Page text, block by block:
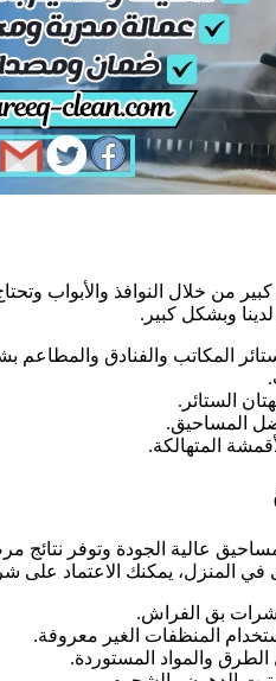
من خلال النوافذ والأبواب
وبشكل كبير.
المكاتب والفنادق والمطاعم
الستائر.
المساحيق.
المتهالكة.
عالية الجودة وتوفر
في المنزل، يمكنك الاعتماد
بق الفراش.
المنظفات الغير معروفة.
والمواد المستوردة.